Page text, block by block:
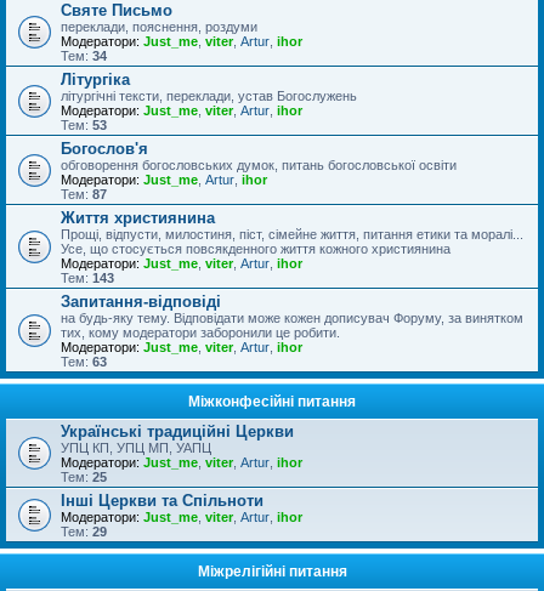
Святе Письмо
переклади, пояснення, роздуми
Модератори: Just_me viter, Artur ihor
Тем: 34
Літургіка
літургічні тексти, переклади, устав Богослужень
Модератори: Just_me viter, Artur ihor
Тем: 53
Богослов'я
обговорення богословських думок, питань богословської освіти
Модератори: Just_me Artur ihor
Тем: 87
Життя християнина
Прощі, відпусти, милостиня, піст, сімейне життя, питання етики та моралі...
Усе, що стосується повсякденного життя кожного християнина
Модератори: Just_me viter, Artur ihor
Тем: 143
Запитання-відповіді
на будь-яку тему. Відповідати може кожен дописувач Форуму, за винятком
тих, кому модератори заборонили це робити.
Модератори: Just_me viter, Artur ihor
Тем: 63
Міжконфесійні питання
Українські традиційні Церкви
УПЦ КП, УПЦ МП, УАПЦ
Модератори: Just_me viter, Artur ihor
Тем: 25
Інші Церкви та Спільноти
Модератори: Just_me viter, Artur ihor
Тем: 29
Міжрелігійні питання